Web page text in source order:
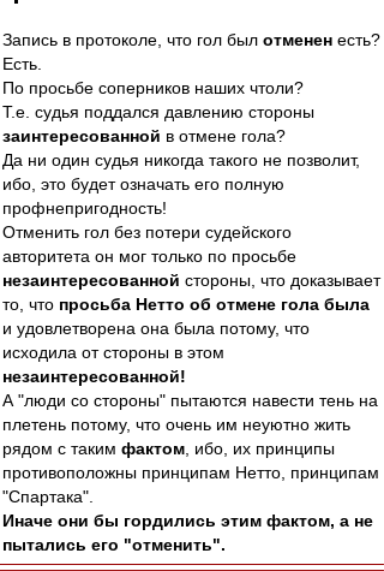
Запись в протоколе, что гол был отменен есть?
Есть.
По просьбе соперников наших чтоли?
Т.е. судья поддался давлению стороны
заинтересованной в отмене гола?
Да ни один судья никогда такого не позволит,
ибо, это будет означать его полную
профнепригодность!
Отменить гол без потери судейского
авторитета он мог только по просьбе
незаинтересованной стороны, что доказывает
то, что просьба Нетто об отмене гола была
и удовлетворена она была потому, что
исходила от стороны в этом
незаинтересованной!
А "люди со стороны" пытаются навести тень на
плетень потому, что очень им неуютно жить
рядом с таким фактом , ибо, их принципы
противоположны принципам Нетто, принципам
"Спартака".
Иначе они бы гордились этим фактом, а не
пытались его "отменить".